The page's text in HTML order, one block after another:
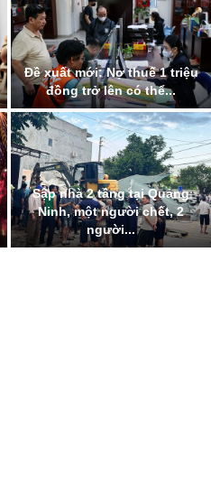
Đề xuất mới: Nợ thuế 1 triệu
đồng trở lên có thể...
Sập nhà 2 tầng tại Quảng
Ninh, một người chết, 2
người...